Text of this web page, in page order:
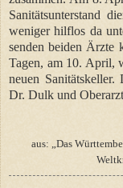
Sanitätsunterstand
weniger hilflos da
senden beiden Ärzte
Tagen, am 10. April,
neuen
Dr. Dulk und
aus: „Das